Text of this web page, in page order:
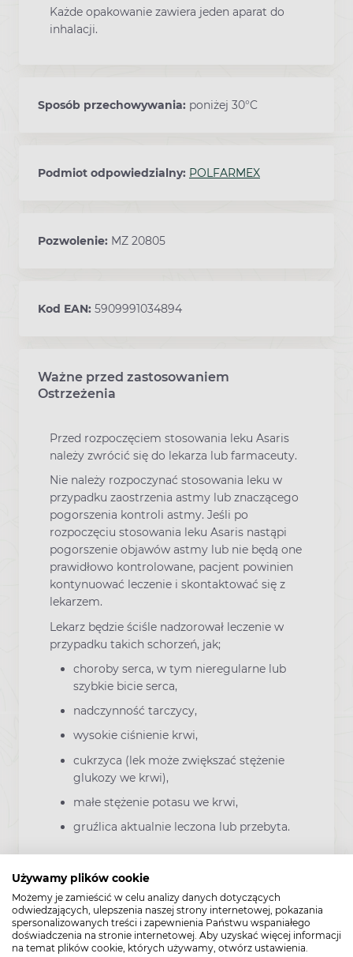
Używamy plików cookie
Możemy je zamieścić w celu analizy danych dotyczących
odwiedzających, ulepszenia naszej strony internetowej, pokazania
spersonalizowanych treści i zapewnienia Państwu wspaniałego
doświadczenia na stronie internetowej. Aby uzyskać więcej informacji
na temat plików cookie, których używamy, otwórz ustawienia.
Każde opakowanie zawiera jeden aparat do
inhalacji.
Sposób przechowywania: poniżej 30°C
Podmiot odpowiedzialny: POLFARMEX
Pozwolenie: MZ 20805
Kod EAN: 5909991034894
Ważne przed zastosowaniem
Ostrzeżenia
Przed rozpoczęciem stosowania leku Asaris
należy zwrócić się do lekarza lub farmaceuty.
Nie należy rozpoczynać stosowania leku w
przypadku zaostrzenia astmy lub znaczącego
pogorszenia kontroli astmy. Jeśli po
rozpoczęciu stosowania leku Asaris nastąpi
pogorszenie objawów astmy lub nie będą one
prawidłowo kontrolowane, pacjent powinien
kontynuować leczenie i skontaktować się z
lekarzem.
Lekarz będzie ściśle nadzorował leczenie w
przypadku takich schorzeń, jak;
choroby serca, w tym nieregularne lub
szybkie bicie serca,
nadczynność tarczycy,
wysokie ciśnienie krwi,
cukrzyca (lek może zwiększać stężenie
glukozy we krwi),
małe stężenie potasu we krwi,
gruźlica aktualnie leczona lub przebyta.
którekolwiek z tych schorzeń, należy
powiedzieć o tym lekarzowi przed
rozpoczęciem stosowania leku Asaris.
Lek Asaris zawiera laktozę jednowodną